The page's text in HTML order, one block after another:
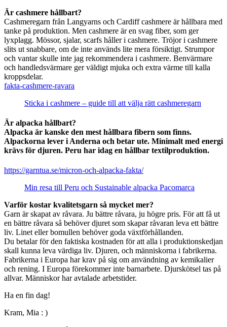
Är cashmere hållbart?
Cashmeregarn från Langyarns och Cardiff cashmere är hållbara med
tanke på produktion. Men cashmere är en svag fiber, som ger
lyxplagg. Mössor, sjalar, scarfs håller i cashmere. Tröjor i cashmere
slits ut snabbare, om de inte används lite mera försiktigt. Strumpor
och vantar skulle inte jag rekommendera i cashmere. Benvärmare
och handledsvärmare ger väldigt mjuka och extra värme till kalla
kroppsdelar.
fakta-cashmere-ravara
Sticka i cashmere – guide till att välja rätt cashmeregarn
Är alpacka hållbart?
Alpacka är kanske den mest hållbara fibern som finns.
Alpackorna lever i Anderna och betar ute. Minimalt med energi
krävs för djuren. Peru har idag en hållbar textilproduktion.
https://garntua.se/micron-och-alpacka-fakta/
Min resa till Peru och Sustainable alpacka Pacomarca
Varför kostar kvalitetsgarn så mycket mer?
Garn är skapat av råvara. Ju bättre råvara, ju högre pris. För att få ut
en bättre råvara så behöver djuret som skapar råvaran leva ett bättre
liv. Linet eller bomullen behöver goda växtförhållanden.
Du betalar för den faktiska kostnaden för att alla i produktionskedjan
skall kunna leva värdiga liv. Djuren, och människorna i fabrikerna.
Fabrikerna i Europa har krav på sig om användning av kemikalier
och rening. I Europa förekommer inte barnarbete. Djurskötsel tas på
allvar. Människor har avtalade arbetstider.
Ha en fin dag!
Kram, Mia : )